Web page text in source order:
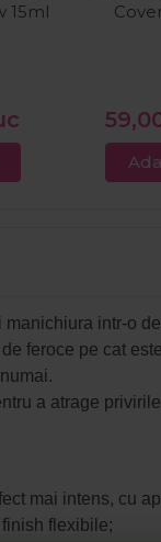
15ml
manichiura intr-o
feroce pe cat
a atrage
mai intens, cu
flexibile;